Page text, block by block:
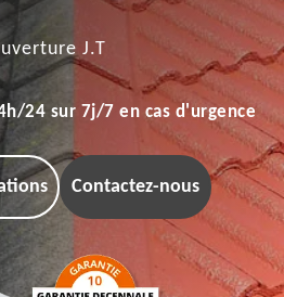
J.T
24 sur 7j/7 en cas d'urgence
Contactez-nous